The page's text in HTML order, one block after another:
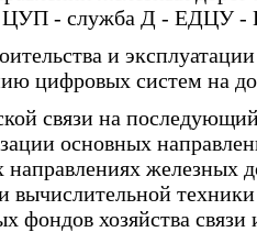
ЦУП - служба Д - ЕДЦУ
и
цифровых систем на
связи на
основных
направлениях железных
вычислительной
фондов хозяйства